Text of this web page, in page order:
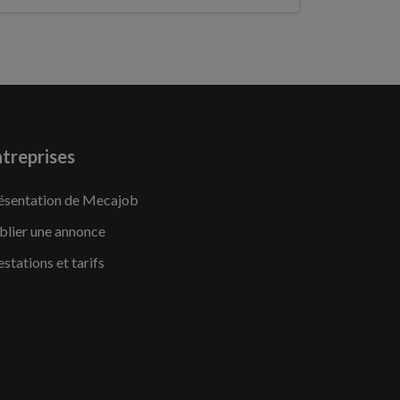
de Mecajob
une annonce
et tarifs